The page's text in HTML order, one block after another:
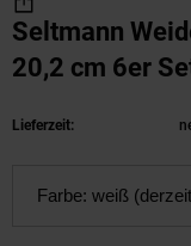
Seltmann
20,2 cm 6er
Lieferzeit:
Farbe: weiß